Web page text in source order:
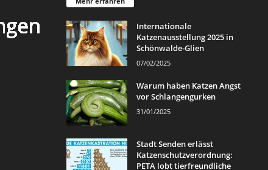
Internationale
Katzenausstellung 2025 in
Schönwalde-Glien
07/02/2025
Warum haben Katzen Angst
vor Schlangengurken
31/01/2025
Stadt Senden erlässt
Katzenschutzverordnung:
PETA lobt tierfreundliche